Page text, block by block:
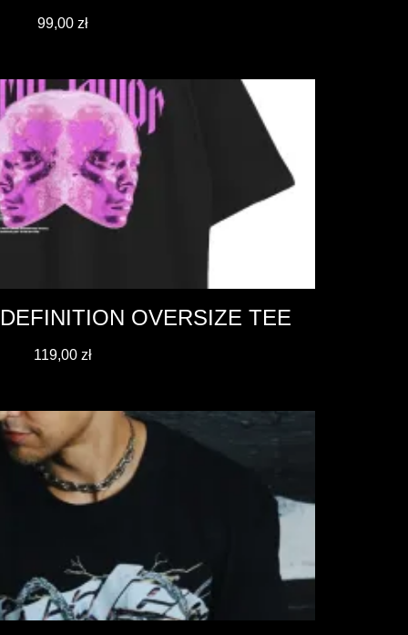
99,00 zł
OVERSIZE TEE
119,00 zł